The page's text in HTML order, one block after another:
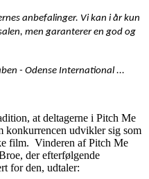
anbefalinger. Vi kan i år kun
men garanterer en god og
at deltagerne i Pitch Me
konkurrencen udvikler sig som
film. Vinderen af Pitch Me
der efterfølgende
for den, udtaler: